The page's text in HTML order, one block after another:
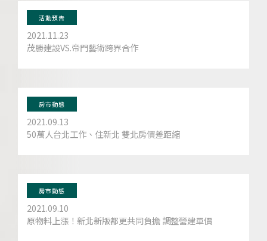
活動預告
2021.11.23
茂勝建設VS.帝門藝術跨界合作
房市動態
2021.09.13
50萬人台北工作、住新北 雙北房價差距縮
房市動態
2021.09.10
原物料上漲！新北新版都更共同負擔 調整營建單價